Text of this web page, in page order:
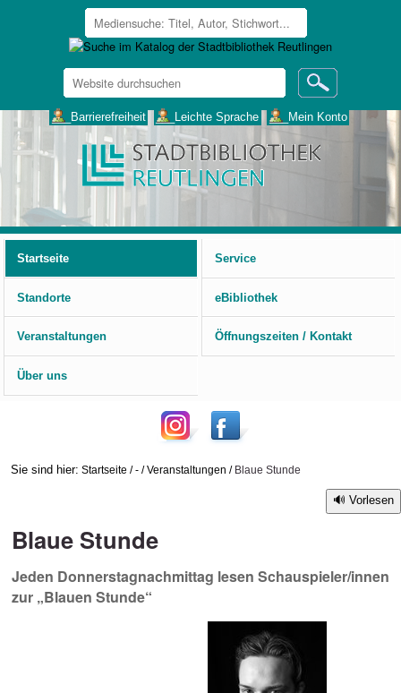
Website
durchsuchen
___Barrierefreiheit ___Leichte Sprache ___Mein Konto
Startseite
Service
Standorte eBibliothek
Veranstaltungen Öffnungszeiten / Kontakt
Über uns
Sie sind hier: Startseite /- /Veranstaltungen / Blaue Stunde
Vorlesen
Blaue Stunde
Jeden Donnerstagnachmittag lesen Schauspieler/innen
zur „Blauen Stunde“